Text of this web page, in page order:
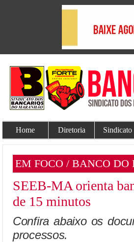
Home Diretoria Sindicato
EM FOCO / BANCO DO
SEEB-MA orienta
de 15 minutos
Confira abaixo os
processos.